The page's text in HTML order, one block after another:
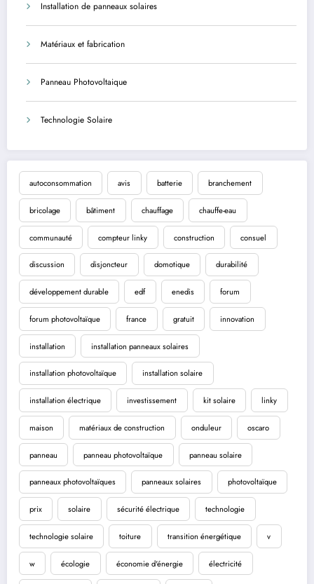
Installation de panneaux solaires
Matériaux et fabrication
Panneau Photovoltaique
Technologie Solaire
autoconsommation avis batterie branchement
bricolage bâtiment chauffage chauffe-eau
communauté compteur linky construction consuel
discussion disjoncteur domotique durabilité
développement durable edf enedis forum
forum photovoltaïque france gratuit innovation
installation installation panneaux solaires
installation photovoltaïque installation solaire
installation électrique investissement kit solaire linky
maison matériaux de construction onduleur oscaro
panneau panneau photovoltaïque panneau solaire
panneaux photovoltaïques panneaux solaires photovoltaïque
prix solaire sécurité électrique technologie
technologie solaire toiture transition énergétique v
w écologie économie d'énergie électricité